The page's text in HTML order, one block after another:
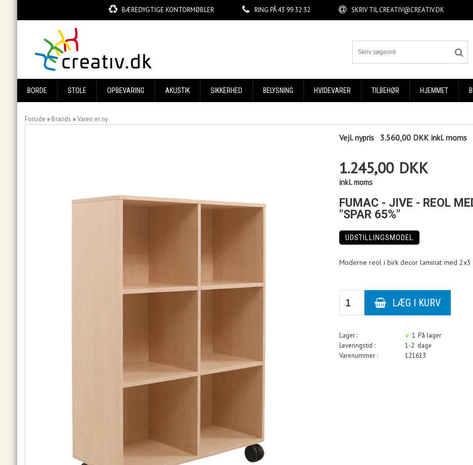
BÆREDYGTIGE KONTORMØBLER RING PÅ43 99 32 32 SKRIV TILCREATIV@CREATIV.DK
BORDE STOLE OPBEVARING AKUSTIK SIKKERHED BELYSNING HVIDEVARER TILBEHØR HJEMMET
Forside » Brands »Varen er ny
Vejl. nypris 3.560,00 DKK inkl. moms
1.245,00 DKK
inkl. moms
FUMAC - JIVE - REOL
"SPAR 65%"
UDSTILLINGSMODEL
Moderne reol i birk decor laminat med
Lager : 1 På lager
Leveringstid :
1-2 dage
Varenummer :
121613